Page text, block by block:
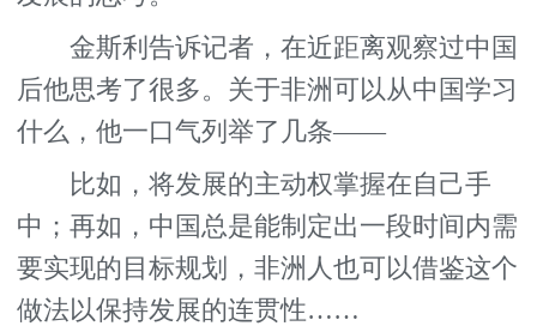
金斯利告诉记者，在近距离观察过中国
后他思考了很多。关于非洲可以从中国学习
什么，他一口气列举了几条——
比如，将发展的主动权掌握在自己手
中；再如，中国总是能制定出一段时间内需
要实现的目标规划，非洲人也可以借鉴这个
做法以保持发展的连贯性……